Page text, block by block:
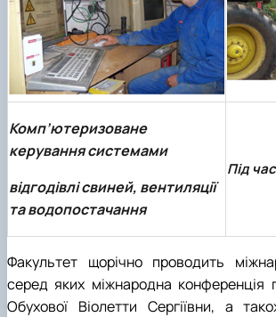
Комп’ютеризоване
керування системами
відгодівлі свиней, вентиляції
та водопостачання
Під
Факультет щорічно проводить
серед яких міжнародна конференція
Обухової Віолетти Сергіївни, а